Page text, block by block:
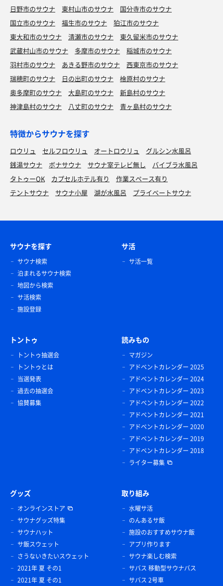
日野市のサウナ
東村山市のサウナ
国分寺市のサウナ
国立市のサウナ
福生市のサウナ
狛江市のサウナ
東大和市のサウナ
清瀬市のサウナ
東久留米市のサウナ
武蔵村山市のサウナ
多摩市のサウナ
稲城市のサウナ
羽村市のサウナ
あきる野市のサウナ
西東京市のサウナ
瑞穂町のサウナ
日の出町のサウナ
檜原村のサウナ
奥多摩町のサウナ
大島町のサウナ
新島村のサウナ
神津島村のサウナ
八丈町のサウナ 青ヶ島村のサウナ
特徴からサウナを探す
ロウリュ セルフロウリュ オートロウリュ
グルシン水風呂
銭湯サウナ
ボナサウナ サウナ室テレビ無し
バイブラ水風呂
タトゥーOK
カプセルホテル有り
作業スペース有り
テントサウナ
サウナ小屋 湖が水風呂 プライベートサウナ
サウナを探す
サウナ検索
泊まれるサウナ検索
地図から検索
サ活検索
施設登録
サ活
サ活一覧
トントゥ
トントゥ抽選会
トントゥとは
当選発表
過去の抽選会
協賛募集
読みもの
マガジン
アドベントカレンダー 2025
アドベントカレンダー 2024
アドベントカレンダー 2023
アドベントカレンダー 2022
アドベントカレンダー 2021
アドベントカレンダー 2020
アドベントカレンダー 2019
アドベントカレンダー 2018
ライター募集
グッズ
オンラインストア
サウナグッズ特集
サウナハット
サ飯スウェット
さうないきたいスウェット
2021年 夏 その1
2021年 夏 その1
取り組み
水曜サ活
のんあるサ飯
施設のおすすめサウナ飯
アプリ作ります
サウナ楽しむ検索
サバス 移動型サウナバス
サバス 2号車